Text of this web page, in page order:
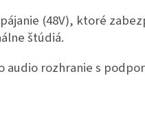
(48V), ktoré
štúdiá.
rozhranie s